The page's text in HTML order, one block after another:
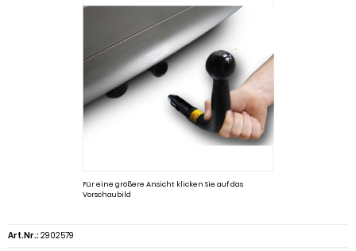
Für eine größere Ansicht klicken Sie auf das
Vorschaubild
Art.Nr.:2902579